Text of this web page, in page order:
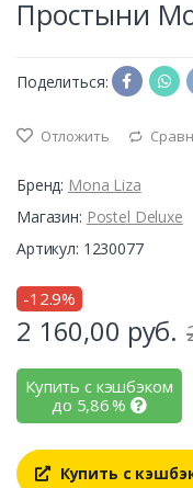
Простыни
Поделиться:
Отложить
Бренд: Mona Liza
Магазин: Postel Deluxe
Артикул: 1230077
-12.9%
2 160,00 руб.
Купить с кэшбэком
до 5,86%
Купить с